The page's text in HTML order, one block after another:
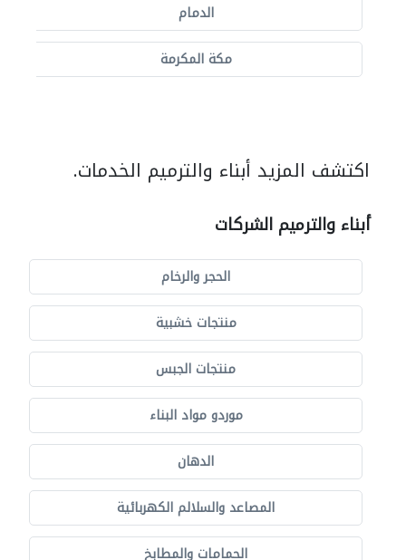
الدمام
مكة المكرمة
اكتشف المزيد أبناء والترميم الخدمات.
أبناء والترميم الشركات
الحجر والرخام
منتجات خشبية
منتجات الجبس
موردو مواد البناء
الدهان
المصاعد والسلالم الكهربائية
الحمامات والمطابخ